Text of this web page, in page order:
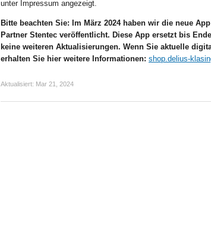
unter Impressum angezeigt.
Bitte beachten Sie: Im März 2024 haben wir die neue
Partner Stentec veröffentlicht. Diese App ersetzt bis
keine weiteren Aktualisierungen. Wenn Sie aktuelle
erhalten Sie hier weitere Informationen: shop.delius-
Aktualisiert: Mar 21, 2024